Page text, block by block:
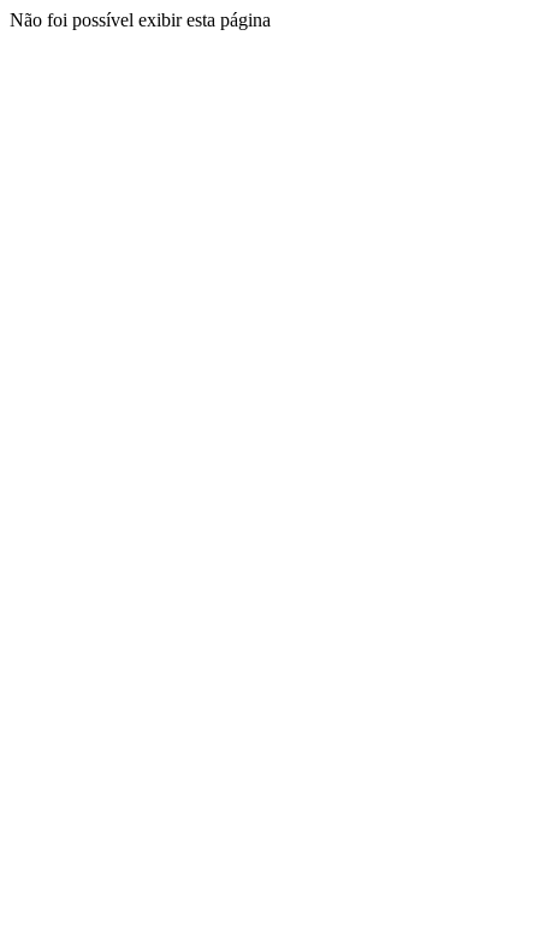
Não foi possível exibir esta página